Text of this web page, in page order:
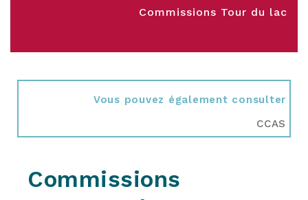
Commissions Tour du lac
Vous pouvez également consulter
CCAS
Commissions